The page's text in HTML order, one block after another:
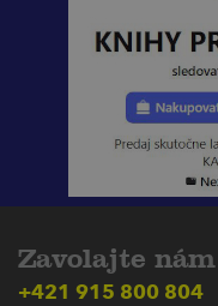
Zavolajte nám
+421 915 800 804